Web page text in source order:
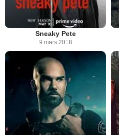
Sneaky Pete
9 mars 2018